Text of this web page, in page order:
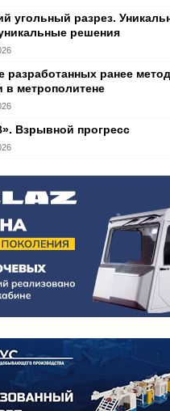
угольный разрез.
решения
разработанных ранее
в метрополитене
Взрывной прогресс